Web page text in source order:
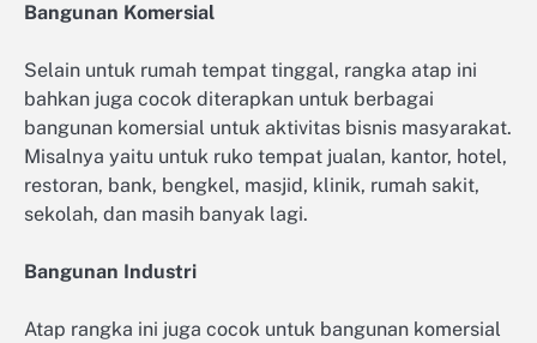
Bangunan Komersial
Selain untuk rumah tempat tinggal, rangka atap ini
bahkan juga cocok diterapkan untuk berbagai
bangunan komersial untuk aktivitas bisnis masyarakat.
Misalnya yaitu untuk ruko tempat jualan, kantor, hotel,
restoran, bank, bengkel, masjid, klinik, rumah sakit,
sekolah, dan masih banyak lagi.
Bangunan Industri
Atap rangka ini juga cocok untuk bangunan komersial